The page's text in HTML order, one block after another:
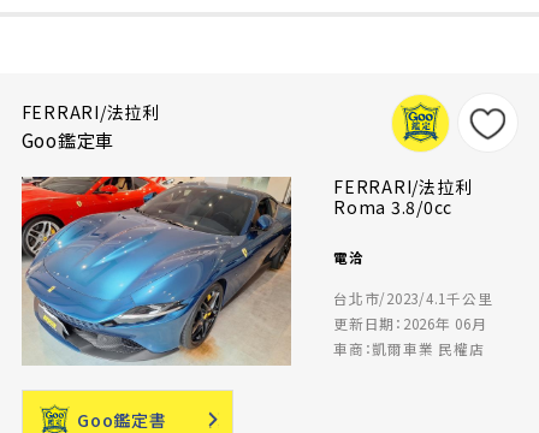
FERRARI/法拉利
Goo鑑定車
FERRARI/法拉利
Roma 3.8/0cc
電洽
台北市/2023/4.1千公里
更新日期：2026年 06月
車商：凱爾車業 民權店
Goo鑑定書